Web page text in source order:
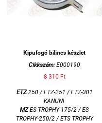
Kipufogó bilincs készlet
Cikkszám: E000190
8 310 Ft
ETZ 250 / ETZ-251 / ETZ-301
KANUNI
MZES TROPHY-175/2 / ES
TROPHY-250/2 / ETS TROPHY